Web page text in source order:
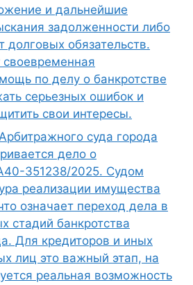
и дальнейшие
задолженности либо
долговых обязательств.
по делу о банкротстве
серьезных ошибок и
свои интересы.
суда города
дело о
351238/2025. Судом
реализации имущества
означает переход дела в
стадий банкротства
Для кредиторов и иных
лиц это важный этап, на
реальная возможность